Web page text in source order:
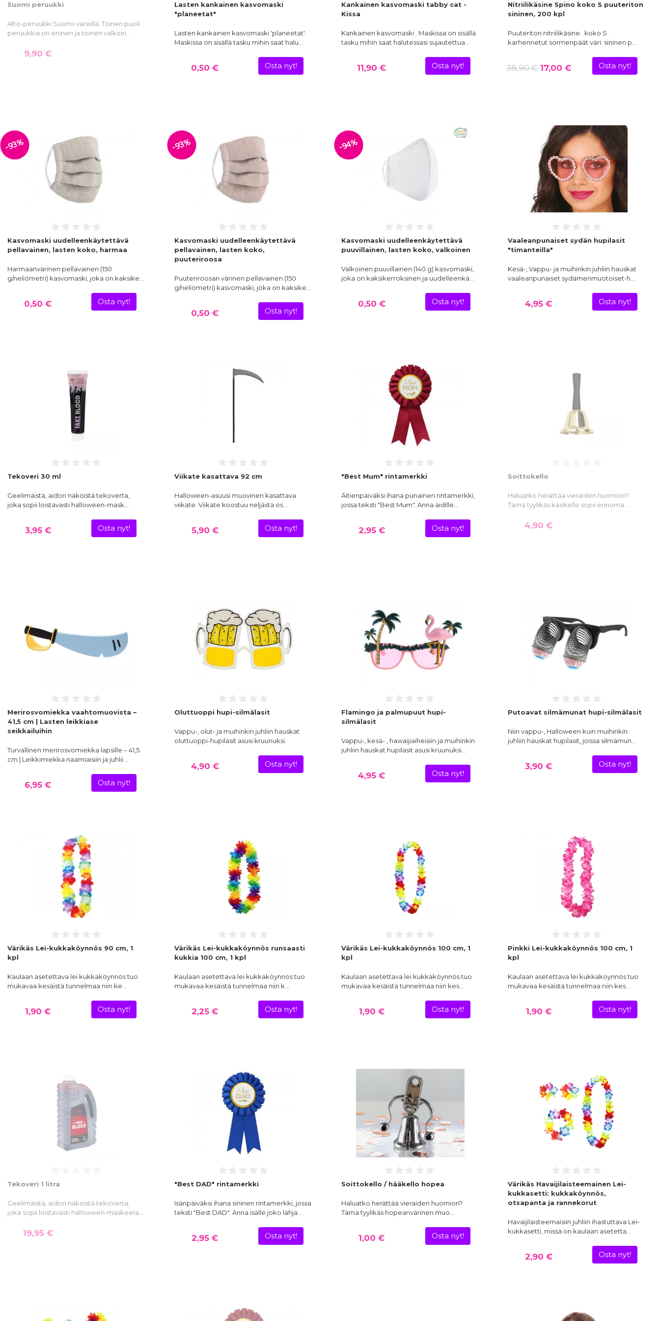
Suomi peruukki
Afro-peruukki Suomi-väreillä. Toinen puoli
peruukkia on sininen ja toinen valkoin…
9,90 €
Lasten kankainen kasvomaski
"planeetat"
Lasten kankainen kasvomaski 'planeetat'.
Maskissa on sisällä tasku mihin saat halu…
0,50 € Osta nyt!
Kankainen kasvomaski tabby cat -
Kissa
Kankainen kasvomaski . Maskissa on sisällä
tasku mihin saat halutessasi sujautettua…
11,90 € Osta nyt!
Nitriilikäsine Spino koko S puuteriton
sininen, 200 kpl
Puuteriton nitriilikäsine. koko S
karhennetut sormenpäät väri: sininen p…
38,90 €17,00 € Osta nyt!
-93%
Kasvomaski uudelleenkäytettävä
pellavainen, lasten koko, harmaa
Harmaanvärinen pellavainen (150
g/neliömetri) kasvomaski, joka on kaksike…
0,50 € Osta nyt!
-93%
Kasvomaski uudelleenkäytettävä
pellavainen, lasten koko,
puuteriroosa
Puuteriroosan värinen pellavainen (150
g/neliömetri) kasvomaski, joka on kaksike…
0,50 € Osta nyt!
-94%
Kasvomaski uudelleenkäytettävä
puuvillainen, lasten koko, valkoinen
Valkoinen puuvillainen (140 g) kasvomaski,
joka on kaksikerroksinen ja uudelleenkä…
0,50 € Osta nyt!
Vaaleanpunaiset sydän hupilasit
"timanteilla"
Kesä-, Vappu- ja muihinkin juhliin hauskat
vaaleanpunaiset sydämenmuotoiset-h…
4,95 € Osta nyt!
Tekoveri 30 ml
Geelimäistä, aidon näköistä tekoverta,
joka sopii loistavasti halloween-mask…
3,95 € Osta nyt!
Viikate kasattava 92 cm
Halloween-asuusi muovinen kasattava
viikate. Viikate koostuu neljästä os…
5,90 € Osta nyt!
"Best Mum" rintamerkki
Äitienpäiväksi ihana punainen rintamerkki,
jossa teksti "Best Mum". Anna äidille…
2,95 € Osta nyt!
Soittokello
Haluatko herättää vieraiden huomion?
Tämä tyylikäs käsikello sopii erinoma…
4,90 €
Merirosvomiekka vaahtomuovista –
41,5 cm | Lasten leikkiase
seikkailuihin
Turvallinen merirosvomiekka lapsille – 41,5
cm | Leikkimiekka naamiaisiin ja juhlii…
6,95 € Osta nyt!
Oluttuoppi hupi-silmälasit
Vappu-, olut- ja muihinkin juhliin hauskat
oluttuoppi-hupilasit asusi kruunuksi.
4,90 € Osta nyt!
Flamingo ja palmupuut hupi-
silmälasit
Vappu-, kesä- , hawaijiaiheisiin ja muihinkin
juhliin hauskat hupilasit asusi kruunuksi…
4,95 € Osta nyt!
Putoavat silmämunat hupi-silmälasit
Niin vappu-, Halloween kuin muihinkin
juhliin hauskat hupilasit, joissa silmämun…
3,90 € Osta nyt!
Värikäs Lei-kukkaköynnös 90 cm, 1
kpl
Kaulaan asetettava lei kukkaköynnös tuo
mukavaa kesäistä tunnelmaa niin ke…
1,90 € Osta nyt!
Värikäs Lei-kukkaköynnös runsaasti
kukkia 100 cm, 1 kpl
Kaulaan asetettava lei kukkaköynnös tuo
mukavaa kesäistä tunnelmaa niin k…
2,25 € Osta nyt!
Värikäs Lei-kukkaköynnös 100 cm, 1
kpl
Kaulaan asetettava lei kukkaköynnös tuo
mukavaa kesäistä tunnelmaa niin kes…
1,90 € Osta nyt!
Pinkki Lei-kukkaköynnös 100 cm, 1
kpl
Kaulaan asetettava lei kukkaköynnös tuo
mukavaa kesäistä tunnelmaa niin kes…
1,90 € Osta nyt!
Tekoveri 1 litra
Geelimäistä, aidon näköistä tekoverta,
joka sopii loistavasti halloween-maskeera…
19,95 €
"Best DAD" rintamerkki
Isänpäiväksi ihana sininen rintamerkki, jossa
teksti "Best DAD". Anna isälle joko lahja…
2,95 € Osta nyt!
Soittokello / hääkello hopea
Haluatko herättää vieraiden huomion?
Tämä tyylikäs hopeanvärinen muo…
1,00 € Osta nyt!
Värikäs Havaijilaisteemainen Lei-
kukkasetti: kukkaköynnös,
otsapanta ja rannekorut
Havaijilaisteemaisiin juhliin ihastuttava Lei-
kukkasetti, missä on kaulaan asetetta…
2,90 € Osta nyt!